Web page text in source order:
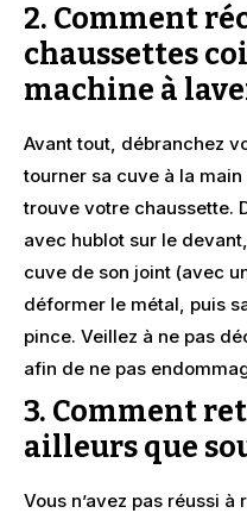
2. Comment
chaussettes
machine à
Avant tout, débranchez
tourner sa cuve à la
trouve votre chaussette.
avec hublot sur le
cuve de son joint (avec
déformer le métal, puis
pince. Veillez à ne pas
afin de ne pas
3. Comment
ailleurs que
Vous n’avez pas réussi